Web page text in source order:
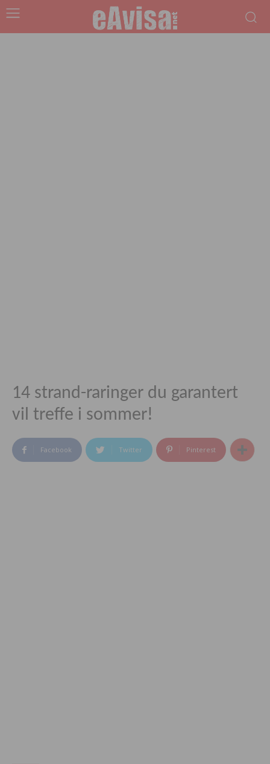
14 strand-raringer du garantert
vil treffe i sommer!
Facebook Twitter Pinterest